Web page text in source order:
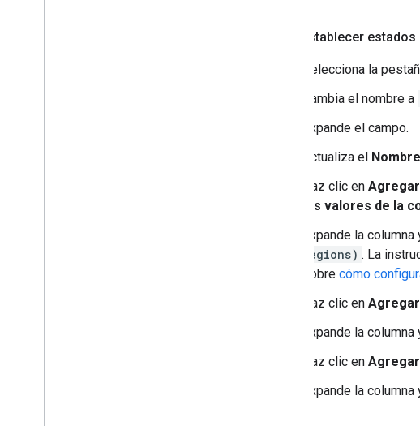
Para establecer
Selecciona la
Cambia el nombre a
Expande el campo.
Actualiza el
Haz clic en
los valores de la
Expande la
regions) . La
sobre cómo
Haz clic en
Expande la
Haz clic en
Expande la